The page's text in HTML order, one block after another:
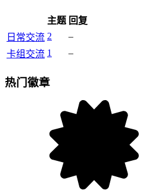
主题 回复
日常交流 2
–
卡组交流 1 –
热门徽章